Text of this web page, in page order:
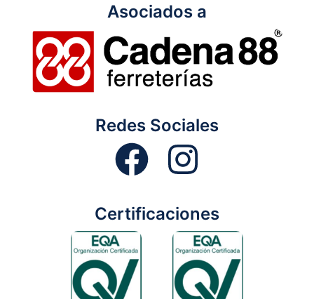
Asociados a
Redes Sociales
Certificaciones